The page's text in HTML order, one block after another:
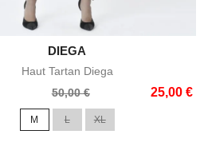
Aperçu rapide
DIEGA
Haut Tartan Diega
50,00 € 25,00 €
M L XL